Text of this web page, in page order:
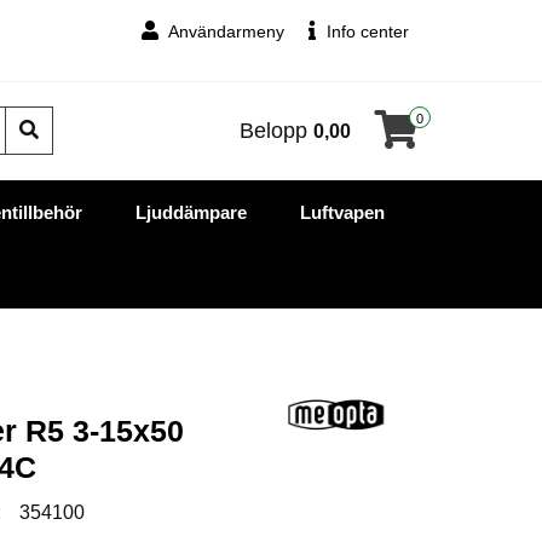
Användarmeny Info center
Belopp 0,00
0
Ljuddämpare Luftvapen
R5 3-15x50
354100